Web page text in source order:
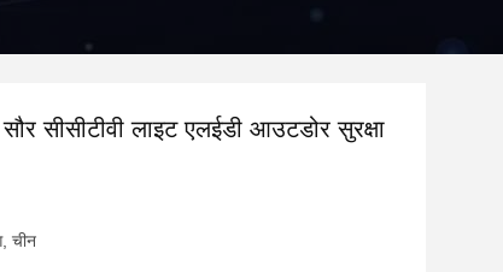
सीसीटीवी लाइट एलईडी आउटडोर सुरक्षा
चीन